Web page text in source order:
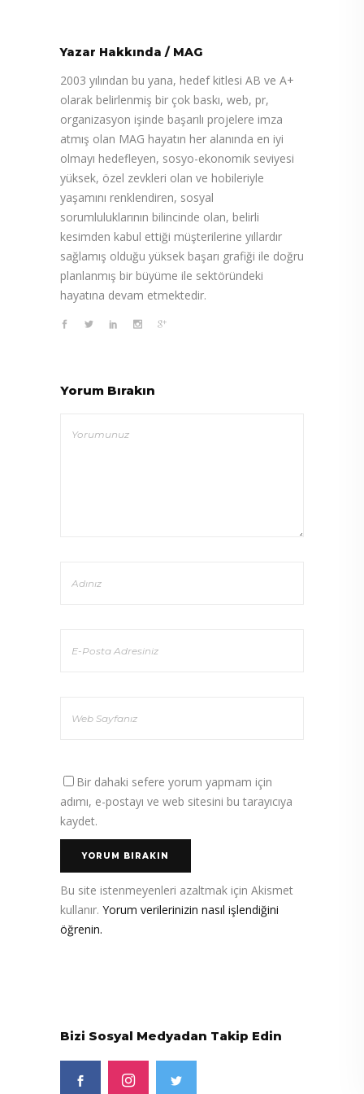
Yazar Hakkında / MAG
2003 yılından bu yana, hedef kitlesi AB ve A+
olarak belirlenmiş bir çok baskı, web, pr,
organizasyon işinde başarılı projelere imza
atmış olan MAG hayatın her alanında en iyi
olmayı hedefleyen, sosyo-ekonomik seviyesi
yüksek, özel zevkleri olan ve hobileriyle
yaşamını renklendiren, sosyal
sorumluluklarının bilincinde olan, belirli
kesimden kabul ettiği müşterilerine yıllardır
sağlamış olduğu yüksek başarı grafiği ile doğru
planlanmış bir büyüme ile sektöründeki
hayatına devam etmektedir.
Yorum Bırakın
Bir dahaki sefere yorum yapmam için
adımı, e-postayı ve web sitesini bu tarayıcıya
kaydet.
Bu site istenmeyenleri azaltmak için Akismet
kullanır. Yorum verilerinizin nasıl işlendiğini
öğrenin.
Bizi Sosyal Medyadan Takip Edin